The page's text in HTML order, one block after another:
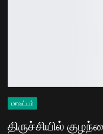
மாவட்டம்
திருச்சியில்